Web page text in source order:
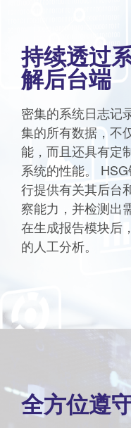
持续透过
解后台端
密集的系统日志记
集的所有数据，不
能，而且还具有定
系统的性能。
行提供有关其后台
察能力，并检测出
在生成报告模块后
的人工分析。
全方位遵